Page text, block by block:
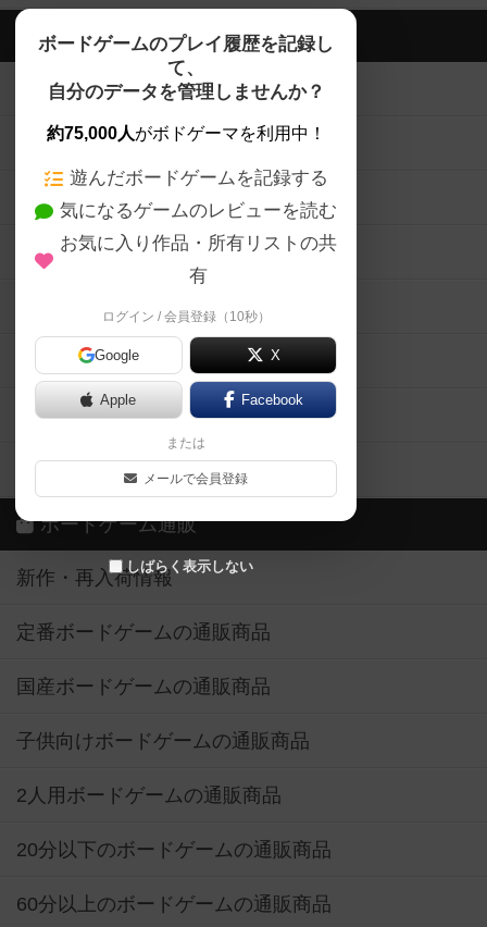
ボードゲームのプレイ履歴を記録し
て、
自分のデータを管理しませんか？
約75,000人がボドゲーマを利用中！
遊んだボードゲームを記録する
気になるゲームのレビューを読む
お気に入り作品・所有リストの共
有
ログイン / 会員登録（10秒）
Google X
Apple Facebook
または
メールで会員登録
しばらく表示しない
ボドゲーマTOP
ボードゲームを検索する
ボードゲームの新着レビュー
ボードゲーム会情報
メカニクス特集
掲示板・トピックス
ボドとも・会員一覧
ボードゲーム業界コラム
ボドゲーマご利用案内
ボードゲーム通販
新作・再入荷情報
定番ボードゲームの通販商品
国産ボードゲームの通販商品
子供向けボードゲームの通販商品
2人用ボードゲームの通販商品
20分以下のボードゲームの通販商品
60分以上のボードゲームの通販商品